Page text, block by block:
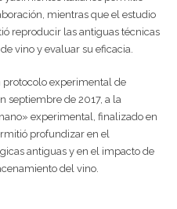
mientras que el estudio
reproducir las antiguas técnicas
vino y evaluar su eficacia.
protocolo experimental de
septiembre de 2017, a la
experimental, finalizado en
profundizar en el
antiguas y en el impacto de
del vino.